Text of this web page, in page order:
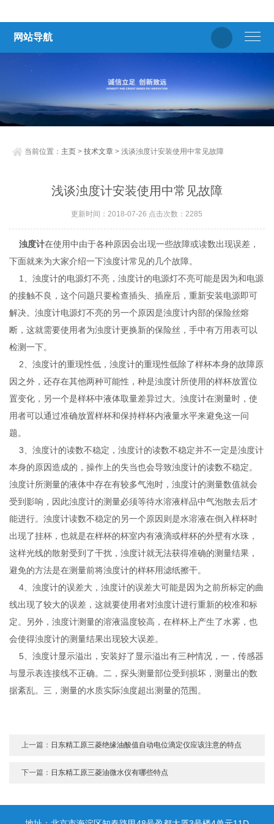
网站导航
当前位置： 主页 >技术文章 > 浅谈浊度计安装使用中常见故障
浅谈浊度计安装使用中常见故障
更新时间：2018-07-26 点击次数：2285
浊度计在使用中由于各种原因会出现一些故障或读数出现误差，
下面就来为大家介绍一下浊度计常见的几个故障。
1、浊度计的电源灯不亮，浊度计的电源灯不亮可能是因为和电源
的接触不良，这个问题只要检查插头、插座后，重新安装电源即可
解决。浊度计电源灯不亮的另一个原因是浊度计内部的保险丝熔
断，这就需要使用者为浊度计更换新的保险丝，手中有万用表可以
检测一下。
2、浊度计的重现性低，浊度计的重现性低除了样杯本身的故障原
因之外，还存在其他两种可能性，种是浊度计所使用的样杯放置位
置变化，另一个是样杯中液体取量差异过大。浊度计在测量时，使
用者可以通过准确放置样杯和保持样杯内液量水平来避免这一问
题。
3、浊度计的读数不稳定，浊度计的读数不稳定并不一定是浊度计
本身的原因造成的，操作上的失当也会导致浊度计的读数不稳定。
浊度计所测量的液体中存在有较多气泡时，浊度计的测量数值就会
受到影响，因此浊度计的测量必须等待水溶液样品中气泡散去后才
能进行。浊度计读数不稳定的另一个原因则是水溶液在倒入样杯时
出现了挂杯，也就是在样杯的杯室内有液滴或样杯的外壁有水珠，
这样光线的散射受到了干扰，浊度计就无法获得准确的测量结果，
避免的方法是在测量前将浊度计的样杯用滤纸擦干。
4、浊度计的误差大，浊度计的误差大可能是因为之前所标定的曲
线出现了较大的误差，这就要使用者对浊度计进行重新的校准和标
定。另外，浊度计测量的溶液温度较高，在样杯上产生了水雾，也
会使得浊度计的测量结果出现较大误差。
5、浊度计显示溢出，安装好了显示溢出有三种情况，一，传感器
与显示表连接线不正确。二，探头测量部位受到损坏，测量出的数
据紊乱。三，测量的水质实际浊度超出测量的范围。
上一篇： 日东精工原三菱绝缘油酸值自动电位滴定仪应该注意的特点
下一篇： 日东精工原三菱油微水仪有哪些特点